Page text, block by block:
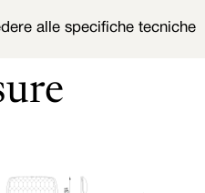
alle specifiche tecniche